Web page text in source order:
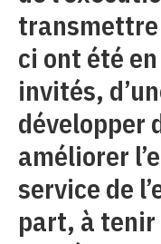
transmettre
ci ont été
invités,
développer
améliorer
service de
part, à